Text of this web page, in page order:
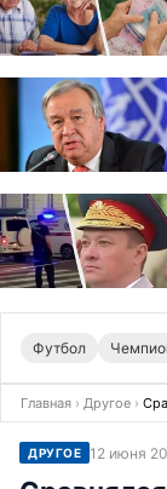
Футбол
Главная › Другое ›
ДРУГОЕ 12 июня